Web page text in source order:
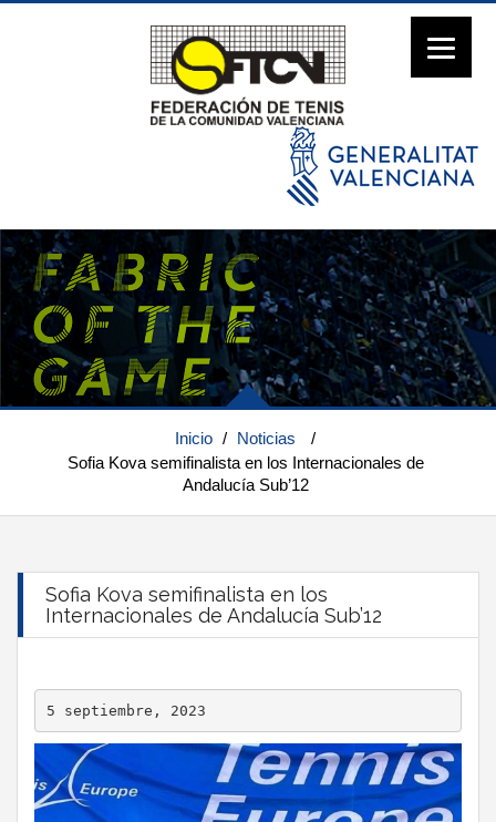
Inicio / Noticias
/
Sofia Kova semifinalista en los Internacionales de
Andalucía Sub’12
Sofia Kova semifinalista en los
Internacionales de Andalucía Sub’12
5 septiembre, 2023